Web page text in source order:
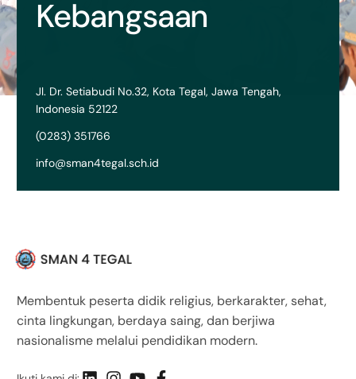
Kebangsaan
Jl. Dr. Setiabudi No.32, Kota Tegal, Jawa Tengah,
Indonesia 52122
(0283) 351766
info@sman4tegal.sch.id
Membentuk peserta didik religius, berkarakter, sehat,
cinta lingkungan, berdaya saing, dan berjiwa
nasionalisme melalui pendidikan modern.